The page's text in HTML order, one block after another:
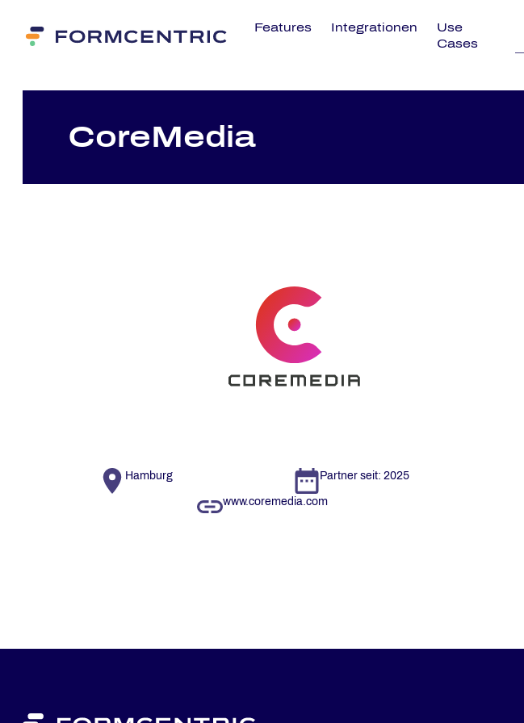
Features Integrationen
Use
Cases
Co­re­Me­dia
Hamburg Partner seit: 2025
www.coremedia.com